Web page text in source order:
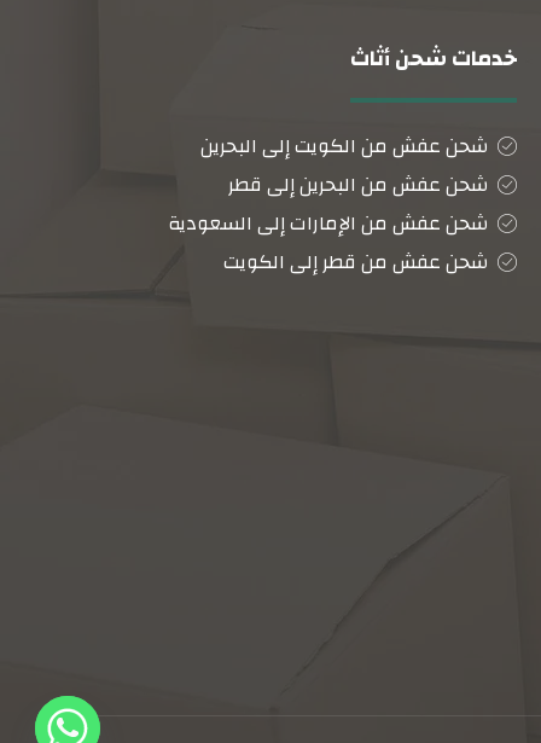
خدمات شحن أثاث
شحن عفش من الكويت إلى البحرين
شحن عفش من البحرين إلى قطر
شحن عفش من الإمارات إلى السعودية
شحن عفش من قطر إلى الكويت